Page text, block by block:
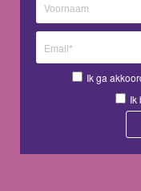
Ik ga
Ik